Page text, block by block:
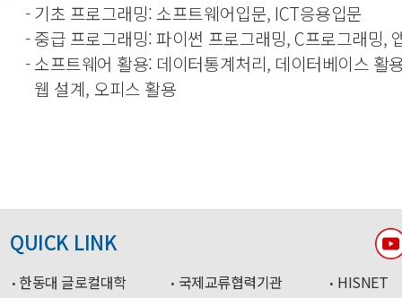
- 기초 프로그래밍: 소프트웨어입문, ICT응용입문
- 중급 프로그래밍: 파이썬 프로그래밍, C프로그래밍,
- 소프트웨어 활용: 데이터통계처리, 데이터베이스 활
웹 설계, 오피스 활용
QUICK LINK
한동대 글로컬대학 국제교류협력기관
HISNET